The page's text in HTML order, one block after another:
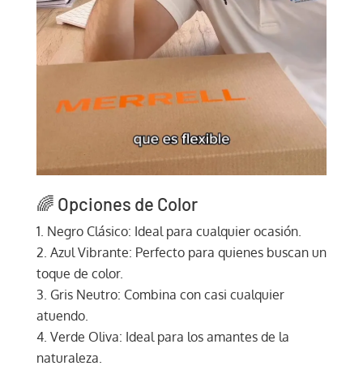
🌈 Opciones de Color
Negro Clásico: Ideal para cualquier ocasión.
Azul Vibrante: Perfecto para quienes buscan un
toque de color.
Gris Neutro: Combina con casi cualquier
atuendo.
Verde Oliva: Ideal para los amantes de la
naturaleza.